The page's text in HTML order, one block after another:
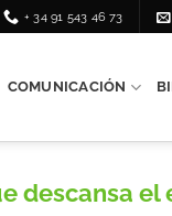
+ 34 91 543 46 73
COMUNICACIÓN
descansa